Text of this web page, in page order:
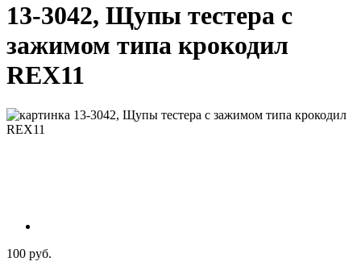
13-3042, Щупы тестера с
зажимом типа крокодил
REX11
100 руб.